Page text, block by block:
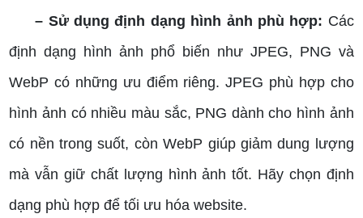
– Sử dụng định dạng hình ảnh phù hợp: Các
định dạng hình ảnh phổ biến như JPEG, PNG và
WebP có những ưu điểm riêng. JPEG phù hợp cho
hình ảnh có nhiều màu sắc, PNG dành cho hình ảnh
có nền trong suốt, còn WebP giúp giảm dung lượng
mà vẫn giữ chất lượng hình ảnh tốt. Hãy chọn định
dạng phù hợp để tối ưu hóa website.